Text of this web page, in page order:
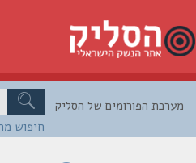
חיפוש מתקדם
הפורומים של הסליק